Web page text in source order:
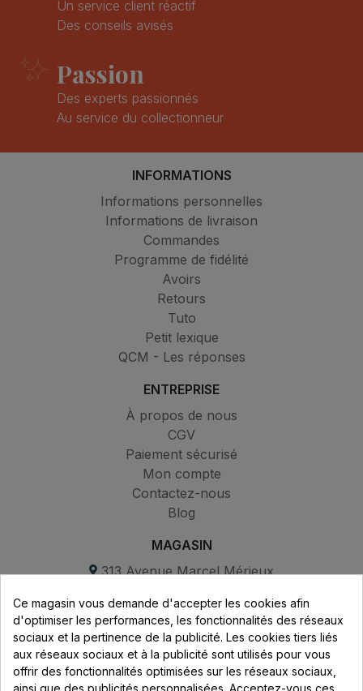
Un service client réactif
Des conseils avisés
Passion
Des experts passionnés
Au service du collectionneur
INFORMATIONS
Informations personnelles
Informations de livraison
Commandes
Programme de fidélité
Avoirs
Retours
Tuto
Petit lexique
QCM - Les réponses
ENTREPRISE
À propos de nous
CGV
Paiement sécurisé
Mon compte
Contactez-nous
Blog
MAGASIN
313 Avenue Marcel Mérieux
69530 Brignais
Lundi au vendredi :
8h - 16h
Ce magasin vous demande d'accepter les cookies afin
d'optimiser les performances, les fonctionnalités des réseaux
sociaux et la pertinence de la publicité. Les cookies tiers liés
aux réseaux sociaux et à la publicité sont utilisés pour vous
offrir des fonctionnalités optimisées sur les réseaux sociaux,
ainsi que des publicités personnalisées. Acceptez-vous ces